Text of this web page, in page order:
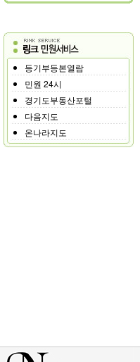
등기부등본열람
민원 24시
경기도부동산포털
다음지도
온나라지도